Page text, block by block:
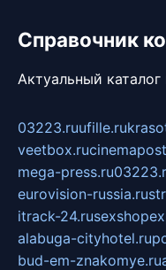
Справочник
Актуальный
03223.ruufille.ru
veetbox.ru
mega-press.ru
eurovision-russia.ru
itrack-24.ru
alabuga-cityhotel.ru
bud-em-znakomye.ru